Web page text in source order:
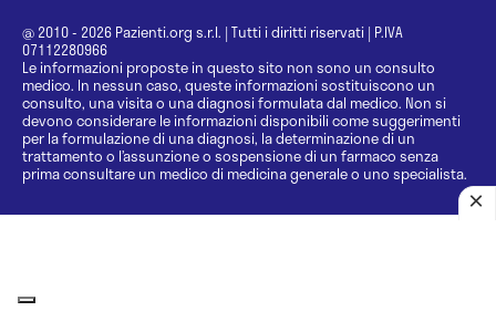
@ 2010 - 2026 Pazienti.org s.r.l. | Tutti i diritti riservati | P.IVA
07112280966
Le informazioni proposte in questo sito non sono un consulto
medico. In nessun caso, queste informazioni sostituiscono un
consulto, una visita o una diagnosi formulata dal medico. Non si
devono considerare le informazioni disponibili come suggerimenti
per la formulazione di una diagnosi, la determinazione di un
trattamento o l’assunzione o sospensione di un farmaco senza
prima consultare un medico di medicina generale o uno specialista.